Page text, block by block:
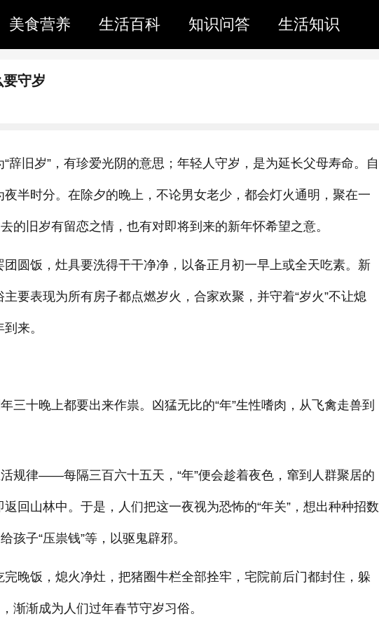
美食营养 生活百科 知识问答 生活知识
守岁
辞旧岁”，有珍爱光阴的意思；年轻人守岁，是为延长父母寿命。自
半时分。在除夕的晚上，不论男女老少，都会灯火通明，聚在一
的旧岁有留恋之情，也有对即将到来的新年怀希望之意。
圆饭，灶具要洗得干干净净，以备正月初一早上或全天吃素。新
要表现为所有房子都点燃岁火，合家欢聚，并守着“岁火”不让熄
来。
三十晚上都要出来作祟。凶猛无比的“年”生性嗜肉，从飞禽走兽到
规律——每隔三百六十五天，“年”便会趁着夜色，窜到人群聚居的
回山林中。于是，人们把这一夜视为恐怖的“年关”，想出种种招数
孩子“压祟钱”等，以驱鬼辟邪。
晚饭，熄火净灶，把猪圈牛栏全部拴牢，宅院前后门都封住，躲
渐渐成为人们过年春节守岁习俗。